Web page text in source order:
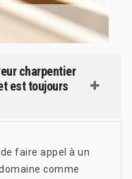
charpentier
est toujours
faire appel à un
comme